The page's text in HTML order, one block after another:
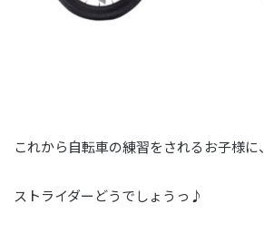
これから自転車の練習をされるお子様に、
ストライダーどうでしょうっ♪